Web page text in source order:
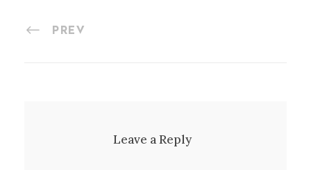
PREV
Leave a Reply